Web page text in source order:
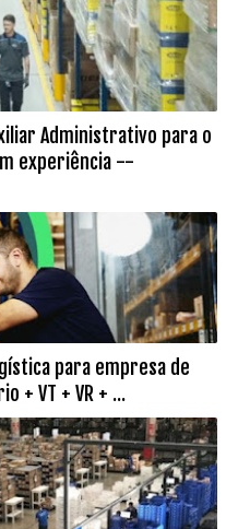
Administrativo para o
experiência --
para empresa de
+ VT + VR + ...